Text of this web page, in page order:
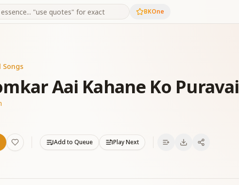
BKOne
Songs
Aai Kahane Ko Puravai
Add to Queue Play Next